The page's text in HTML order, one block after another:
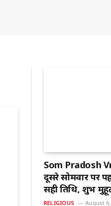
Som Pradosh
दूसरे सोमवार पर
सही तिथि, शुभ
RELIGIOUS August